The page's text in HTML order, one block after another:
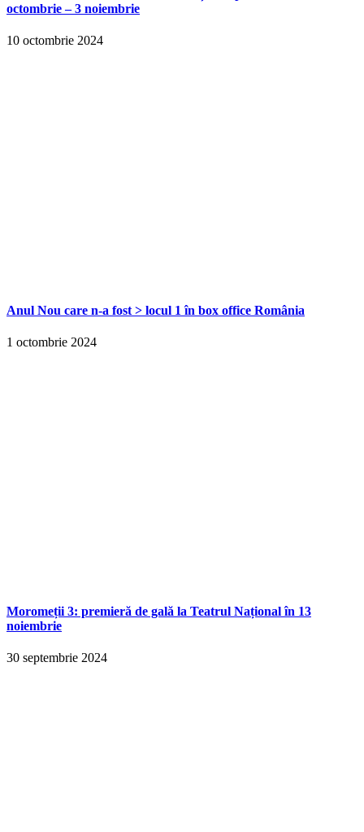
octombrie – 3 noiembrie
10 octombrie 2024
Anul Nou care n-a fost > locul 1 în box office România
1 octombrie 2024
Moromeții 3: premieră de gală la Teatrul Național în 13
noiembrie
30 septembrie 2024